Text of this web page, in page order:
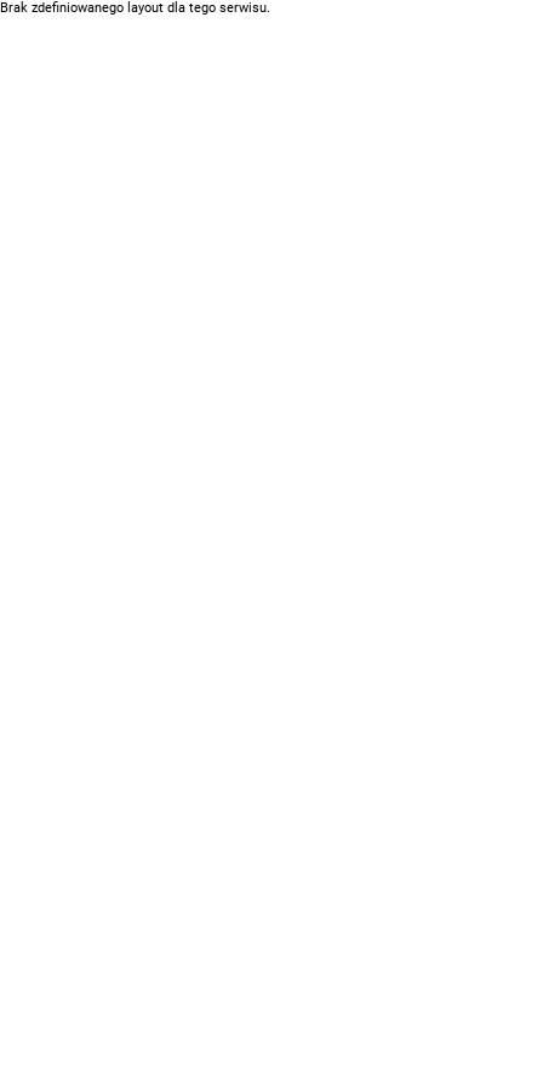
Brak zdefiniowanego layout dla tego serwisu.